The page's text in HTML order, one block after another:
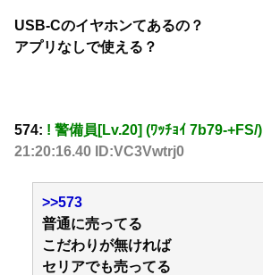
USB-Cのイヤホンてあるの？
アプリなしで使える？
574: ! 警備員[Lv.20] (ﾜｯﾁｮｲ 7b79-+FS/)
21:20:16.40 ID:VC3Vwtrj0
>>573
普通に売ってる
こだわりが無ければ
セリアでも売ってる